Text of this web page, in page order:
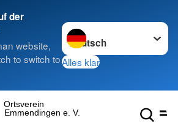
der
website,
to switch to
Sprache wechseln zu
Alles klar
Emmendingen e. V.
Ortsverein